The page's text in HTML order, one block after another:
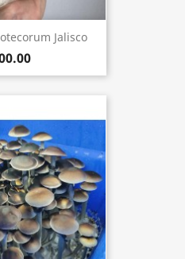
Jalisco